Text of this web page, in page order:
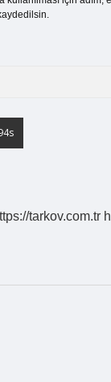
tarkov.com.tr